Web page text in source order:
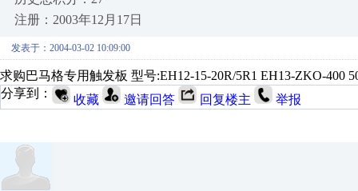
注册：2003年12月17日
发表于：2004-03-02 10:09:00
求购巴马格专用触发板 型号:EH12-15-20R/5R1 EH13-ZKO-400
分享到：
收藏 邀请回答 回复楼主 举报